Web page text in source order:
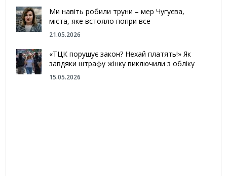
Ми навіть робили труни – мер Чугуєва,
міста, яке встояло попри все
21.05.2026
«ТЦК порушує закон? Нехай платять!» Як
завдяки штрафу жінку виключили з обліку
15.05.2026